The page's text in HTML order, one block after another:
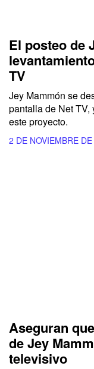
El posteo de
TV
Jey Mammón se
pantalla de Net TV,
este proyecto.
2 DE NOVIEMBRE
Aseguran
de Jey
televisivo